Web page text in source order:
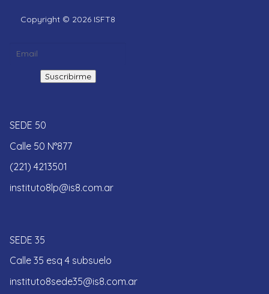
Copyright © 2026 ISFT8
SEDE 50
Calle 50 N°877
(221) 4213501
instituto8lp@is8.com.ar
SEDE 35
Calle 35 esq 4 subsuelo
instituto8sede35@is8.com.ar